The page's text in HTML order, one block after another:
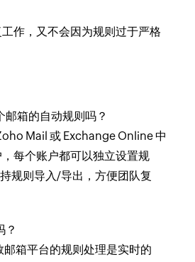
作，又不会因为规则过于严格
邮箱的自动规则吗？
Mail 或 Exchange Online 中
每个账户都可以独立设置规
规则导入/导出，方便团队复
？
箱平台的规则处理是实时的